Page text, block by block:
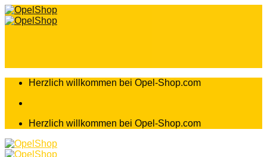
Zum
Inhalt
Herzlich willkommen bei Opel-Shop.com
Herzlich willkommen bei Opel-Shop.com